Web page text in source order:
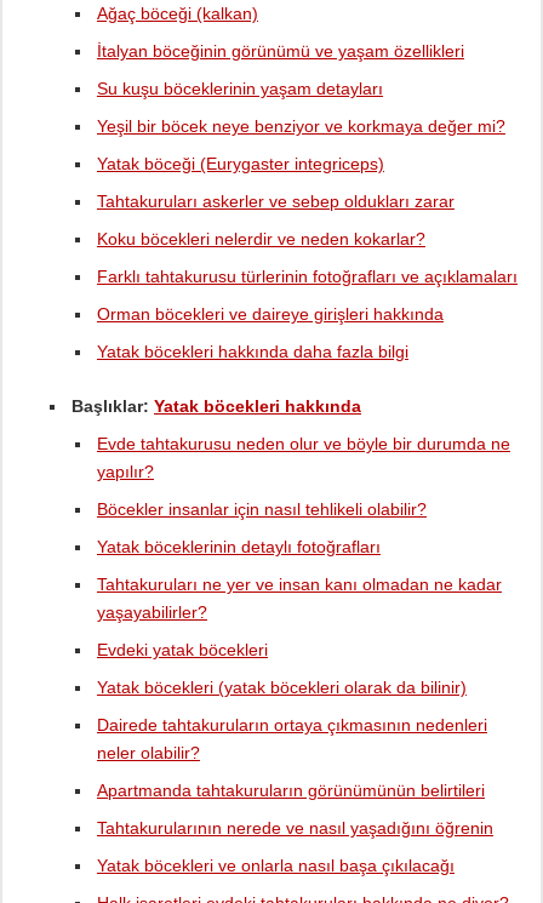
Ağaç böceği (kalkan)
İtalyan böceğinin görünümü ve yaşam özellikleri
Su kuşu böceklerinin yaşam detayları
Yeşil bir böcek neye benziyor ve korkmaya değer mi?
Yatak böceği (Eurygaster integriceps)
Tahtakuruları askerler ve sebep oldukları zarar
Koku böcekleri nelerdir ve neden kokarlar?
Farklı tahtakurusu türlerinin fotoğrafları ve açıklamaları
Orman böcekleri ve daireye girişleri hakkında
Yatak böcekleri hakkında daha fazla bilgi
Başlıklar: Yatak böcekleri hakkında
Evde tahtakurusu neden olur ve böyle bir durumda ne
yapılır?
Böcekler insanlar için nasıl tehlikeli olabilir?
Yatak böceklerinin detaylı fotoğrafları
Tahtakuruları ne yer ve insan kanı olmadan ne kadar
yaşayabilirler?
Evdeki yatak böcekleri
Yatak böcekleri (yatak böcekleri olarak da bilinir)
Dairede tahtakuruların ortaya çıkmasının nedenleri
neler olabilir?
Apartmanda tahtakuruların görünümünün belirtileri
Tahtakurularının nerede ve nasıl yaşadığını öğrenin
Yatak böcekleri ve onlarla nasıl başa çıkılacağı